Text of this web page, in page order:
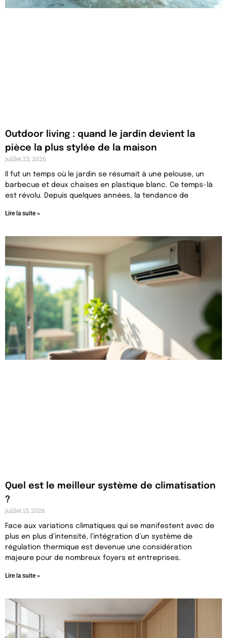
Outdoor living : quand le jardin devient la
pièce la plus stylée de la maison
juillet 23, 2026
Il fut un temps où le jardin se résumait à une pelouse, un
barbecue et deux chaises en plastique blanc. Ce temps-là
est révolu. Depuis quelques années, la tendance de
Lire la suite »
Quel est le meilleur système de climatisation
?
juillet 13, 2026
Face aux variations climatiques qui se manifestent avec de
plus en plus d’intensité, l’intégration d’un système de
régulation thermique est devenue une considération
majeure pour de nombreux foyers et entreprises.
Lire la suite »